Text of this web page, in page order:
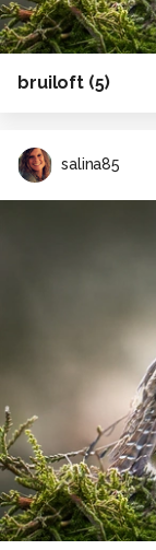
bruiloft (5)
salina85